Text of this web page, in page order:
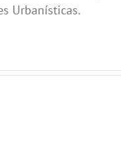
Urbanísticas.